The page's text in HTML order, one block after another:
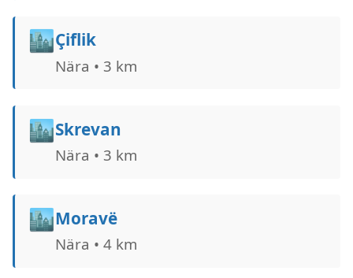
🏙️Çiflik
Nära • 3 km
🏙️Skrevan
Nära • 3 km
🏙️Moravë
Nära • 4 km